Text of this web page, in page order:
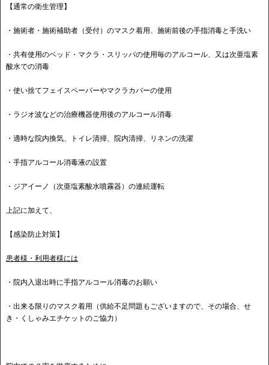
【通常の衛生管理】
・施術者・施術補助者（受付）のマスク着用、施術前後の手指消毒と手洗い
・共有使用のベッド・マクラ・スリッパの使用毎のアルコール、又は次亜塩素
酸水での消毒
・使い捨てフェイスペーパーやマクラカバーの使用
・ラジオ波などの治療機器使用後のアルコール消毒
・適時な院内換気、トイレ清掃、院内清掃、リネンの洗濯
・手指アルコール消毒液の設置
・ジアイーノ（次亜塩素酸水噴霧器）の連続運転
上記に加えて、
【感染防止対策】
患者様・利用者様には
・院内入退出時に手指アルコール消毒のお願い
・出来る限りのマスク着用（供給不足問題もございますので、その場合、せ
き・くしゃみエチケットのご協力）